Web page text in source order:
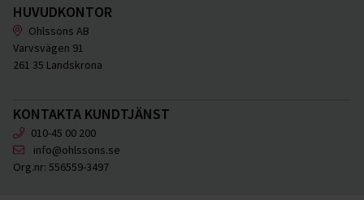
HUVUDKONTOR
Ohlssons AB
Varvsvägen 91
261 35 Landskrona
KONTAKTA KUNDTJÄNST
010-45 00 200
info@ohlssons.se
Org.nr: 556559-3497